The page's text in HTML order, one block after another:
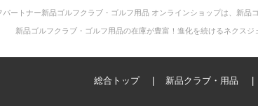
パートナー新品ゴルフクラブ・ゴルフ用品 オンラインショップは、新品
新品ゴルフクラブ・ゴルフ用品の在庫が豊富！進化を続けるネクス
総合トップ 新品クラブ・用品